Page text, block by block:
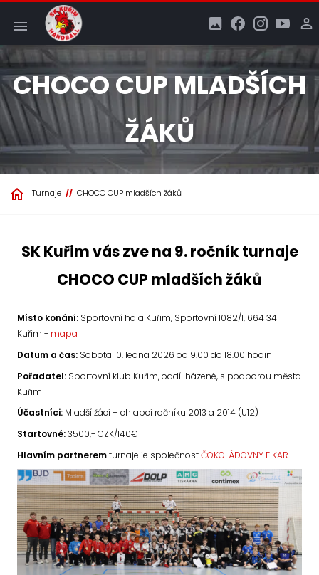
CHOCO CUP MLADŠÍCH
ŽÁKŮ
Turnaje CHOCO CUP mladších žáků
SK Kuřim vás zve na 9. ročník turnaje
CHOCO CUP mladších žáků
Místo konání:Sportovní hala Kuřim, Sportovní 1082/1, 664 34
Kuřim - mapa
Datum a čas:Sobota 10. ledna 2026 od 9.00 do 18.00 hodin
Pořadatel:Sportovní klub Kuřim, oddíl házené, s podporou města
Kuřim
Účastníci:Mladší žáci – chlapci ročníku 2013 a 2014 (U12)
Startovné:3500,- CZK/140€
Hlavním partneremturnaje je společnostČOKOLÁDOVNY FIKAR.